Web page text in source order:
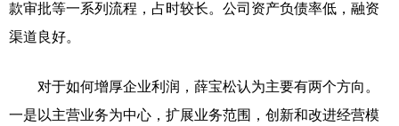
款审批等一系列流程，占时较长。公司资产负债率低，融资
渠道良好。
对于如何增厚企业利润，薛宝松认为主要有两个方向。
一是以主营业务为中心，扩展业务范围，创新和改进经营模